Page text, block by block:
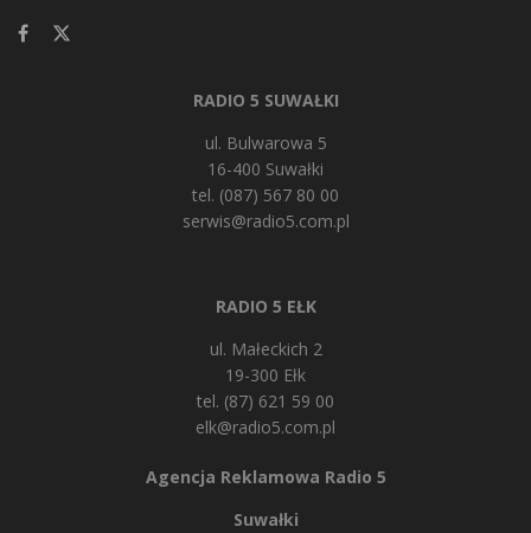
RADIO 5 SUWAŁKI
ul. Bulwarowa 5
16-400 Suwałki
tel. (087) 567 80 00
serwis@radio5.com.pl
RADIO 5 EŁK
ul. Małeckich 2
19-300 Ełk
tel. (87) 621 59 00
elk@radio5.com.pl
Agencja Reklamowa Radio 5
Suwałki